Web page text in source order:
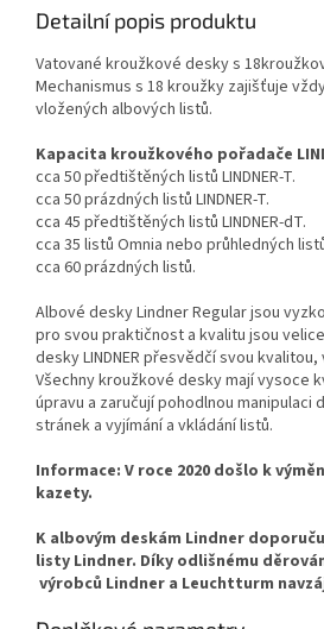
Detailní popis produktu
Vatované kroužkové desky s
Mechanismus s 18 kroužky zajišťuje
vložených albových listů.
Kapacita kroužkového pořadače
cca 50 předtištěných listů LINDNER-T.
cca 50 prázdných listů LINDNER-T.
cca 45 předtištěných listů LINDNER-dT.
cca 35 listů Omnia nebo průhledných
cca 60 prázdných listů.
Albové desky Lindner Regular jsou
pro svou praktičnost a kvalitu jsou
desky LINDNER přesvědčí svou
Všechny kroužkové desky mají vysoce
úpravu a zaručují pohodlnou manipulaci
stránek a vyjímání a vkládání listů.
Informace: V roce 2020 došlo k
kazety.
K albovým deskám Lindner
listy Lindner. Díky odlišnému
výrobců Lindner a Leuchtturm